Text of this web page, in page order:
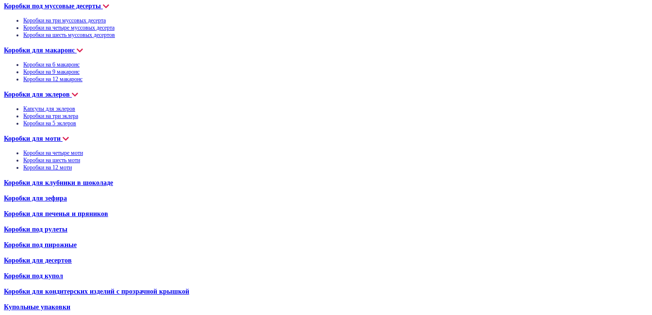
Коробки под муссовые десерты
Коробки на три муссовых десерта
Коробки на четыре муссовых десерта
Коробки на шесть муссовых десертов
Коробки для макаронс
Коробки на 6 макаронс
Коробки на 9 макаронс
Коробки на 12 макаронс
Коробки для эклеров
Капсулы для эклеров
Коробки на три эклера
Коробки на 5 эклеров
Коробки для моти
Коробки на четыре моти
Коробки на шесть моти
Коробки на 12 моти
Коробки для клубники в шоколаде
Коробки для зефира
Коробки для печенья и пряников
Коробки под рулеты
Коробки под пирожные
Коробки для десертов
Коробки под купол
Коробки для кондитерских изделий с прозрачной крышкой
Купольные упаковки